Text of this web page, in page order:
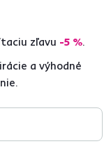
zľavu -5 %.
a výhodné